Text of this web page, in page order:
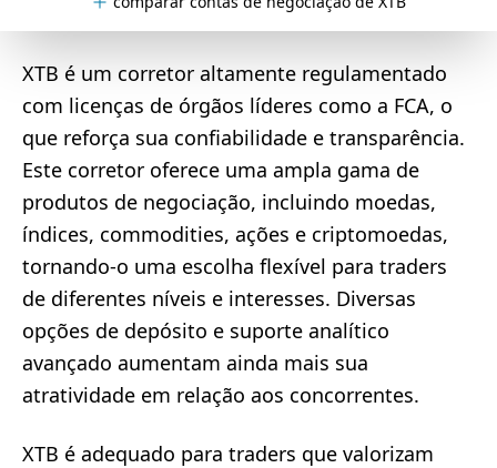
XTB é um corretor altamente regulamentado
com licenças de órgãos líderes como a FCA, o
que reforça sua confiabilidade e transparência.
Este corretor oferece uma ampla gama de
produtos de negociação, incluindo moedas,
índices, commodities, ações e criptomoedas,
tornando-o uma escolha flexível para traders
de diferentes níveis e interesses. Diversas
opções de depósito e suporte analítico
avançado aumentam ainda mais sua
atratividade em relação aos concorrentes.
XTB é adequado para traders que valorizam